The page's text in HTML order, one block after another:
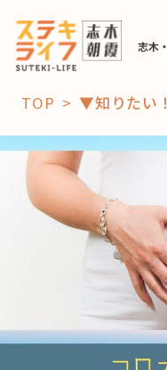
志木
「コト」
子育て
おすす
スポッ
「場」
TOP ▼知りたい！